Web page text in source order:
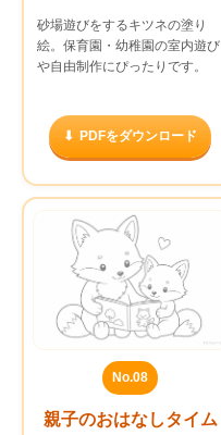
砂場遊びをするキツネの塗り
絵。保育園・幼稚園の室内遊び
や自由制作にぴったりです。
PDFをダウンロード
No.08
親子のおはなしタイム